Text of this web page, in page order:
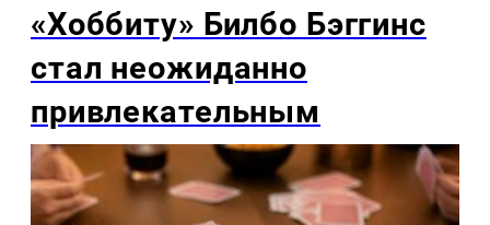
«Хоббиту» Билбо Бэггинс
стал неожиданно
привлекательным